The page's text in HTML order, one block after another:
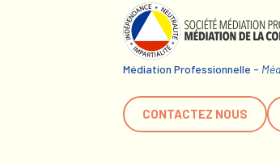
Médiation Professionnelle -
CONTACTEZ NOUS